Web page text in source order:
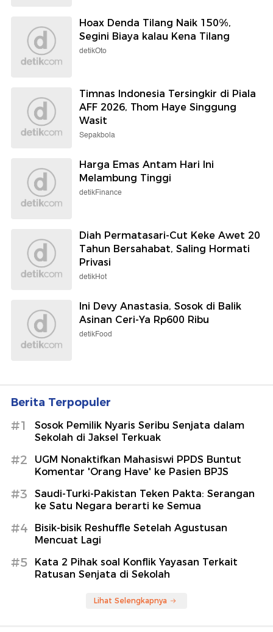
Hoax Denda Tilang Naik 150%,
Segini Biaya kalau Kena Tilang
detikOto
Timnas Indonesia Tersingkir di Piala
AFF 2026, Thom Haye Singgung
Wasit
Sepakbola
Harga Emas Antam Hari Ini
Melambung Tinggi
detikFinance
Diah Permatasari-Cut Keke Awet 20
Tahun Bersahabat, Saling Hormati
Privasi
detikHot
Ini Devy Anastasia, Sosok di Balik
Asinan Ceri-Ya Rp600 Ribu
detikFood
Berita Terpopuler
#1
Sosok Pemilik Nyaris Seribu Senjata dalam
Sekolah di Jaksel Terkuak
#2
UGM Nonaktifkan Mahasiswi PPDS Buntut
Komentar 'Orang Have' ke Pasien BPJS
#3
Saudi-Turki-Pakistan Teken Pakta: Serangan
ke Satu Negara berarti ke Semua
#4
Bisik-bisik Reshuffle Setelah Agustusan
Mencuat Lagi
#5
Kata 2 Pihak soal Konflik Yayasan Terkait
Ratusan Senjata di Sekolah
Lihat Selengkapnya